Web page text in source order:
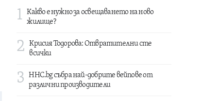
1
Какво е нужно за освещаването на ново
жилище?
2
Крисия Тодорова: Отвратителни сте
всички
3
HHC.bg събра най-добрите вейпове от
различни производители